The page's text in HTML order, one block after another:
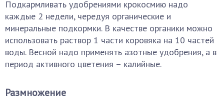
Подкармливать удобрениями крокосмию надо
каждые 2 недели, чередуя органические и
минеральные подкормки. В качестве органики можно
использовать раствор 1 части коровяка на 10 частей
воды. Весной надо применять азотные удобрения, а в
период активного цветения – калийные.
Размножение